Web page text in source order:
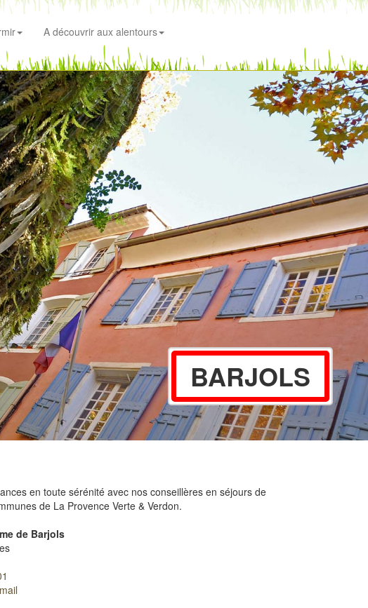
A découvrir aux alentours
BARJOLS
en toute sérénité avec nos conseillères en séjours de
de La Provence Verte & Verdon.
de Barjols